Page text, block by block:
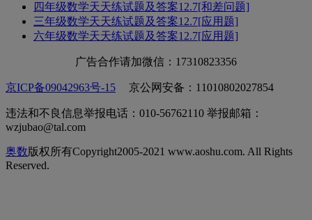
四年级数学天天练试题及答案12.7[和差问题]
三年级数学天天练试题及答案12.7[应用题]
六年级数学天天练试题及答案12.7[应用题]
广告合作请加微信：17310823356
京ICP备09042963号-15 京公网安备：11010802027854
违法和不良信息举报电话：010-56762110 举报邮箱：
wzjubao@tal.com
奥数版权所有Copyright2005-2021 www.aoshu.com. All Rights
Reserved.